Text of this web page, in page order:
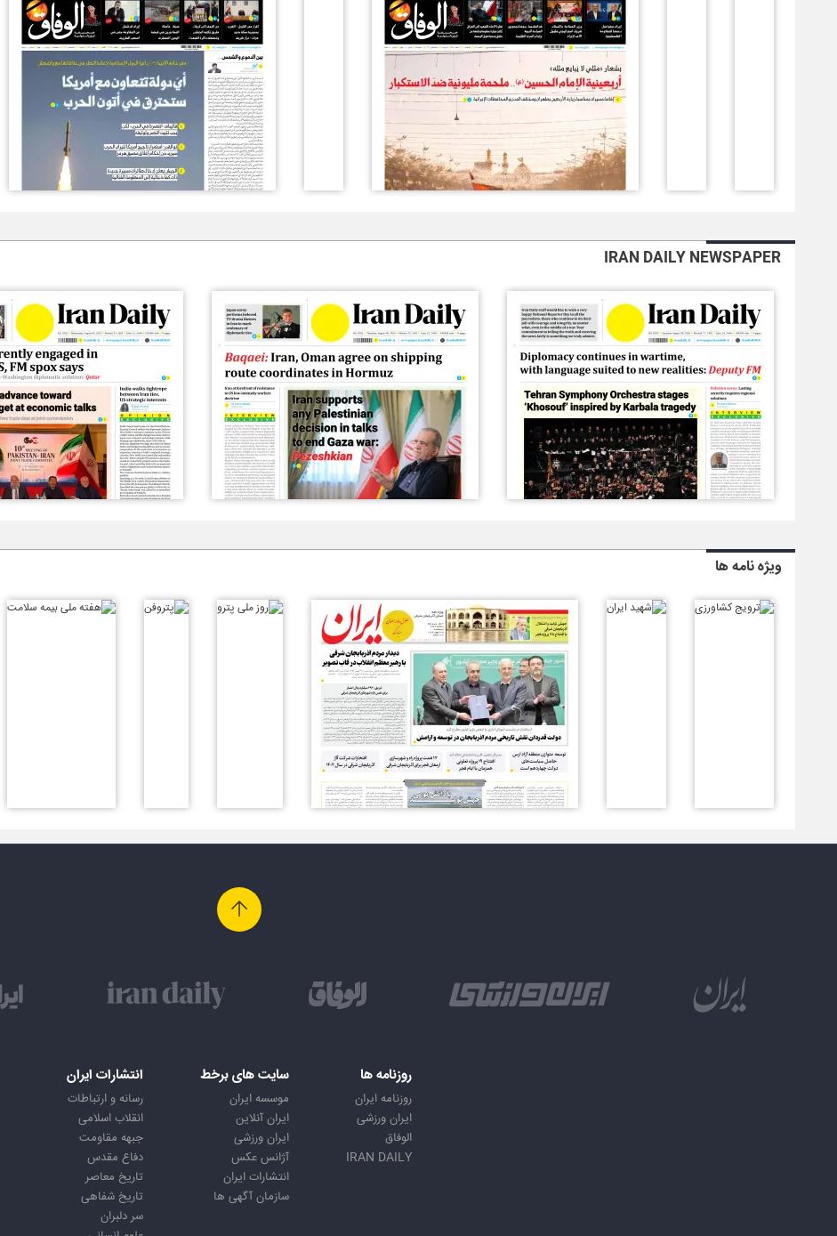
IRAN DAILY NEWSPAPER
ویژه نامه ها
روزنامه ها
روزنامه ایران
ایران ورزشی
الوفاق
IRAN DAILY
سایت های برخط
موسسه ایران
ایران آنلاین
ایران ورزشی
آژانس عکس
انتشارات ایران
سازمان آگهی ها
انتشارات ایران
رسانه و ارتباطات
انقلاب اسلامی
جبهه مقاومت
دفاع مقدس
تاریخ معاصر
تاریخ شفاهی
سر دلبران